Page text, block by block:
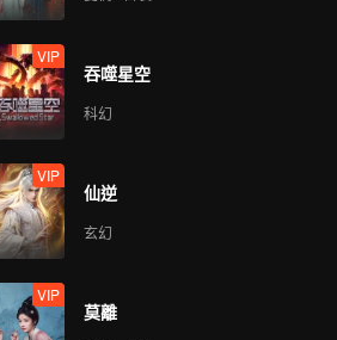
VIP
吞噬星空
科幻
VIP
仙逆
玄幻
VIP
莫離